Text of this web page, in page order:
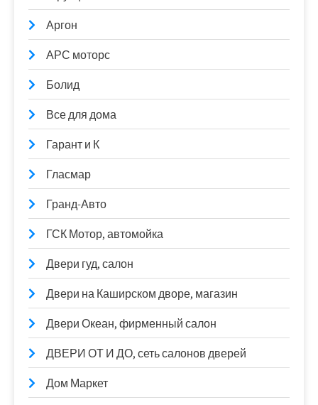
Аргон
АРС моторс
Болид
Все для дома
Гарант и К
Гласмар
Гранд-Авто
ГСК Мотор, автомойка
Двери гуд, салон
Двери на Каширском дворе, магазин
Двери Океан, фирменный салон
ДВЕРИ ОТ И ДО, сеть салонов дверей
Дом Маркет